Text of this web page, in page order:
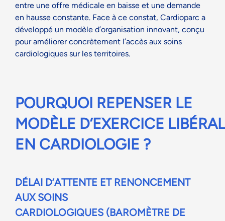
entre une offre médicale en baisse et une demande
en hausse constante. Face à ce constat, Cardioparc a
développé un modèle d’organisation innovant, conçu
pour améliorer concrètement l’accès aux soins
cardiologiques sur les territoires.
POURQUOI REPENSER LE
MODÈLE D’EXERCICE LIBÉRAL
EN CARDIOLOGIE ?
DÉLAI D’ATTENTE ET RENONCEMENT
AUX SOINS
CARDIOLOGIQUES (BAROMÈTRE DE